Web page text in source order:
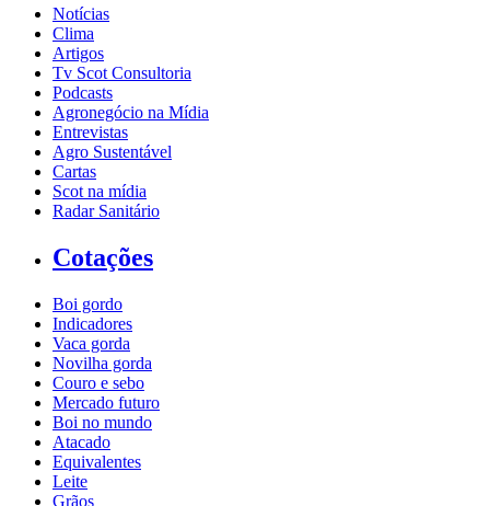
Notícias
Clima
Artigos
Tv Scot Consultoria
Podcasts
Agronegócio na Mídia
Entrevistas
Agro Sustentável
Cartas
Scot na mídia
Radar Sanitário
Cotações
Boi gordo
Indicadores
Vaca gorda
Novilha gorda
Couro e sebo
Mercado futuro
Boi no mundo
Atacado
Equivalentes
Leite
Grãos